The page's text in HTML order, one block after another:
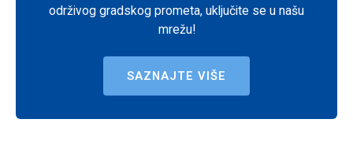
održivog gradskog prometa, uključite se u našu
mrežu!
SAZNAJTE VIŠE